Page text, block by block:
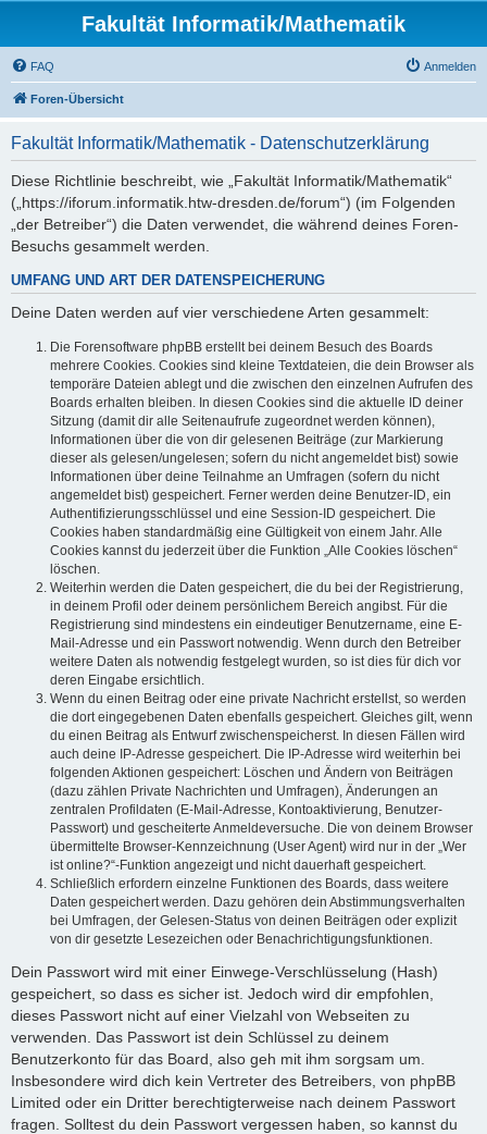
Fakultät Informatik/Mathematik
FAQ Anmelden
Foren-Übersicht
Fakultät Informatik/Mathematik - Datenschutzerklärung
Diese Richtlinie beschreibt, wie „Fakultät Informatik/Mathematik“
(„https://iforum.informatik.htw-dresden.de/forum“) (im Folgenden
„der Betreiber“) die Daten verwendet, die während deines Foren-
Besuchs gesammelt werden.
UMFANG UND ART DER DATENSPEICHERUNG
Deine Daten werden auf vier verschiedene Arten gesammelt:
Die Forensoftware phpBB erstellt bei deinem Besuch des Boards
mehrere Cookies. Cookies sind kleine Textdateien, die dein Browser als
temporäre Dateien ablegt und die zwischen den einzelnen Aufrufen des
Boards erhalten bleiben. In diesen Cookies sind die aktuelle ID deiner
Sitzung (damit dir alle Seitenaufrufe zugeordnet werden können),
Informationen über die von dir gelesenen Beiträge (zur Markierung
dieser als gelesen/ungelesen; sofern du nicht angemeldet bist) sowie
Informationen über deine Teilnahme an Umfragen (sofern du nicht
angemeldet bist) gespeichert. Ferner werden deine Benutzer-ID, ein
Authentifizierungsschlüssel und eine Session-ID gespeichert. Die
Cookies haben standardmäßig eine Gültigkeit von einem Jahr. Alle
Cookies kannst du jederzeit über die Funktion „Alle Cookies löschen“
löschen.
Weiterhin werden die Daten gespeichert, die du bei der Registrierung,
in deinem Profil oder deinem persönlichem Bereich angibst. Für die
Registrierung sind mindestens ein eindeutiger Benutzername, eine E-
Mail-Adresse und ein Passwort notwendig. Wenn durch den Betreiber
weitere Daten als notwendig festgelegt wurden, so ist dies für dich vor
deren Eingabe ersichtlich.
Wenn du einen Beitrag oder eine private Nachricht erstellst, so werden
die dort eingegebenen Daten ebenfalls gespeichert. Gleiches gilt, wenn
du einen Beitrag als Entwurf zwischenspeicherst. In diesen Fällen wird
auch deine IP-Adresse gespeichert. Die IP-Adresse wird weiterhin bei
folgenden Aktionen gespeichert: Löschen und Ändern von Beiträgen
(dazu zählen Private Nachrichten und Umfragen), Änderungen an
zentralen Profildaten (E-Mail-Adresse, Kontoaktivierung, Benutzer-
Passwort) und gescheiterte Anmeldeversuche. Die von deinem Browser
übermittelte Browser-Kennzeichnung (User Agent) wird nur in der „Wer
ist online?“-Funktion angezeigt und nicht dauerhaft gespeichert.
Schließlich erfordern einzelne Funktionen des Boards, dass weitere
Daten gespeichert werden. Dazu gehören dein Abstimmungsverhalten
bei Umfragen, der Gelesen-Status von deinen Beiträgen oder explizit
von dir gesetzte Lesezeichen oder Benachrichtigungsfunktionen.
Dein Passwort wird mit einer Einwege-Verschlüsselung (Hash)
gespeichert, so dass es sicher ist. Jedoch wird dir empfohlen,
dieses Passwort nicht auf einer Vielzahl von Webseiten zu
verwenden. Das Passwort ist dein Schlüssel zu deinem
Benutzerkonto für das Board, also geh mit ihm sorgsam um.
Insbesondere wird dich kein Vertreter des Betreibers, von phpBB
Limited oder ein Dritter berechtigterweise nach deinem Passwort
fragen. Solltest du dein Passwort vergessen haben, so kannst du